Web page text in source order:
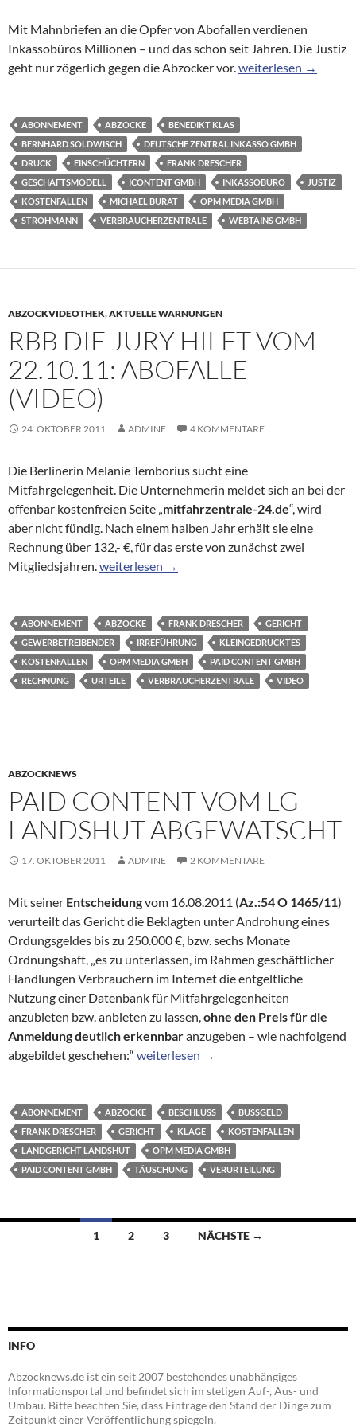
Mit Mahnbriefen an die Opfer von Abofallen verdienen
Inkassobüros Millionen – und das schon seit Jahren. Die Justiz
geht nur zögerlich gegen die Abzocker vor.Inkasso-Abzocke:
weiterlesen →
ABONNEMENT ABZOCKE
BENEDIKT KLAS
BERNHARD SOLDWISCH
DEUTSCHE ZENTRAL INKASSO GMBH
DRUCK
EINSCHÜCHTERN
FRANK DRESCHER
GESCHÄFTSMODELL
ICONTENT GMBH INKASSOBÜRO
JUSTIZ
KOSTENFALLEN
MICHAEL BURAT
OPM MEDIA GMBH
STROHMANN
VERBRAUCHERZENTRALE WEBTAINS GMBH
ABZOCKVIDEOTHEK,AKTUELLE WARNUNGEN
RBB DIE JURY HILFT VOM
22.10.11: ABOFALLE
(VIDEO)
24. OKTOBER 2011 ADMINE 4 KOMMENTARE
Die Berlinerin Melanie Temborius sucht eine
Mitfahrgelegenheit. Die Unternehmerin meldet sich an bei der
offenbar kostenfreien Seite „mitfahrzentrale-24.de“, wird
aber nicht fündig. Nach einem halben Jahr erhält sie eine
Rechnung über 132,- €, für das erste von zunächst zwei
Mitgliedsjahren.RBB Die Jury hilft vom 22.10.11: Abofalle
weiterlesen →
ABONNEMENT ABZOCKE FRANK DRESCHER
GERICHT
GEWERBETREIBENDER
IRREFÜHRUNG
KLEINGEDRUCKTES
KOSTENFALLEN
OPM MEDIA GMBH
PAID CONTENT GMBH
RECHNUNG
URTEILE VERBRAUCHERZENTRALE VIDEO
ABZOCKNEWS
PAID CONTENT VOM LG
LANDSHUT ABGEWATSCHT
17. OKTOBER 2011 ADMINE 2 KOMMENTARE
Mit seiner Entscheidungvom 16.08.2011 (Az.:54 O 1465/11)
verurteilt das Gericht die Beklagten unter Androhung eines
Ordungsgeldes bis zu 250.000 €, bzw. sechs Monate
Ordnungshaft, „es zu unterlassen, im Rahmen geschäftlicher
Handlungen Verbrauchern im Internet die entgeltliche
Nutzung einer Datenbank für Mitfahrgelegenheiten
anzubieten bzw. anbieten zu lassen,ohne den Preis für die
Anmeldung deutlich erkennbaranzugeben – wie nachfolgend
abgebildet geschehen:“ Paid Content vom LG Landshut
weiterlesen →
ABONNEMENT ABZOCKE BESCHLUSS
BUSSGELD
FRANK DRESCHER
GERICHT KLAGE
KOSTENFALLEN
LANDGERICHT LANDSHUT
OPM MEDIA GMBH
PAID CONTENT GMBH
TÄUSCHUNG VERURTEILUNG
Beitragsnavigation
1 2 3 NÄCHSTE →
INFO
Abzocknews.de ist ein seit 2007 bestehendes unabhängiges
Informationsportal und befindet sich im stetigen Auf-, Aus- und
Umbau. Bitte beachten Sie, dass Einträge den Stand der Dinge zum
Zeitpunkt einer Veröffentlichung spiegeln.